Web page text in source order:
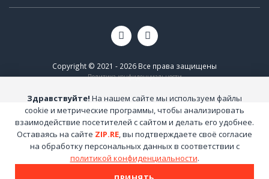
Copyright © 2021 - 2026 Все права защищены
Политика конфиденциальности
Здравствуйте! На нашем сайте мы используем файлы
cookie и метрические программы, чтобы анализировать
взаимодействие посетителей с сайтом и делать его удобнее.
Оставаясь на сайте ZIP.RE, вы подтверждаете своё согласие
на обработку персональных данных в соответствии с
политикой конфиденциальности.